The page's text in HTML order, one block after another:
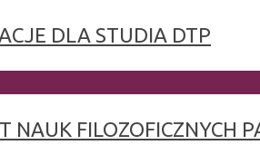
DLA STUDIA DTP
NAUK FILOZOFICZNYCH